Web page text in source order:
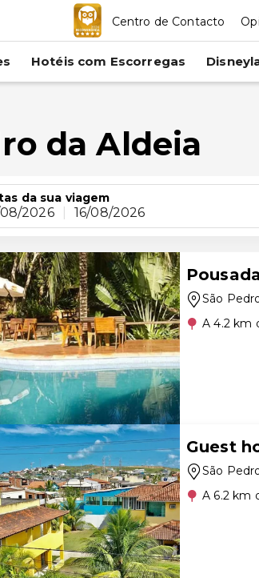
Centro de Contacto
Hotéis com Escorregas
da Aldeia
da sua viagem
2026 16/08/2026
São
A 4.2 km
Guest
São
A 6.2 km